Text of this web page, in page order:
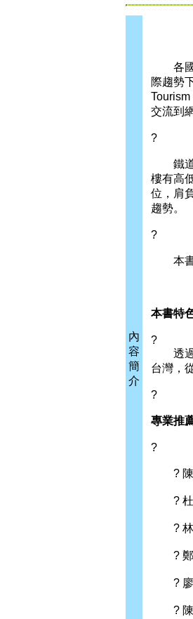
內
容
簡
介
各國
際趨勢
交流到
?
鐵道
樓有高
位，肩
趨勢。
?
本書
本書特
?
透過
台灣，
?
專業推
?
? 陳
? 杜?
? 林
? 鄭
? 廖
? 陳